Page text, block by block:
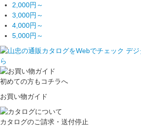
2,000円～
3,000円～
4,000円～
5,000円～
初めての方もコチラへ
お買い物ガイド
カタログのご請求・送付停止